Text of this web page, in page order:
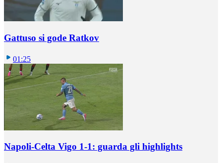
Gattuso si gode Ratkov
01:25
Napoli-Celta Vigo 1-1: guarda gli highlights